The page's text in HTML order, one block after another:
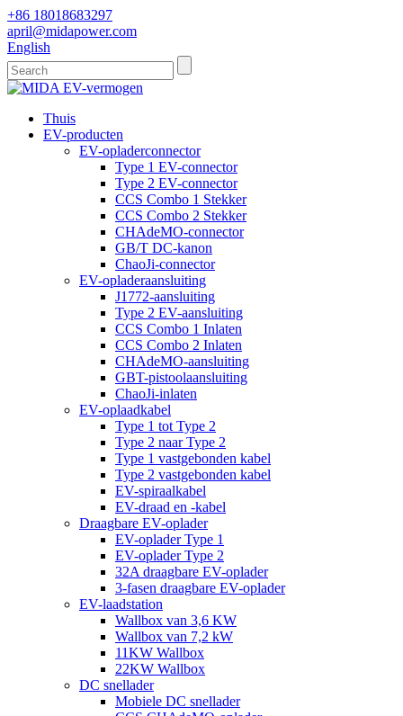
+86 18018683297
april@midapower.com
English
Thuis
EV-producten
EV-opladerconnector
Type 1 EV-connector
Type 2 EV-connector
CCS Combo 1 Stekker
CCS Combo 2 Stekker
CHAdeMO-connector
GB/T DC-kanon
ChaoJi-connector
EV-opladeraansluiting
J1772-aansluiting
Type 2 EV-aansluiting
CCS Combo 1 Inlaten
CCS Combo 2 Inlaten
CHAdeMO-aansluiting
GBT-pistoolaansluiting
ChaoJi-inlaten
EV-oplaadkabel
Type 1 tot Type 2
Type 2 naar Type 2
Type 1 vastgebonden kabel
Type 2 vastgebonden kabel
EV-spiraalkabel
EV-draad en -kabel
Draagbare EV-oplader
EV-oplader Type 1
EV-oplader Type 2
32A draagbare EV-oplader
3-fasen draagbare EV-oplader
EV-laadstation
Wallbox van 3,6 KW
Wallbox van 7,2 kW
11KW Wallbox
22KW Wallbox
DC snellader
Mobiele DC snellader